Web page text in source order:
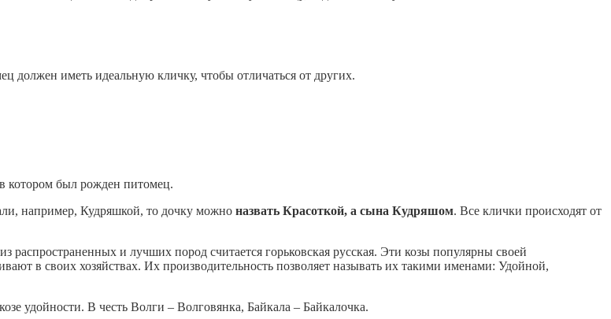
должен иметь идеальную кличку, чтобы отличаться от других.
котором был рожден питомец.
например, Кудряшкой, то дочку можно назвать Красоткой, а сына Кудряшом. Все клички происходят от
и лучших пород считается горьковская русская. Эти козы популярны своей
в своих хозяйствах. Их производительность позволяет называть их такими именами: Удойной,
удойности. В честь Волги – Волговянка, Байкала – Байкалочка.